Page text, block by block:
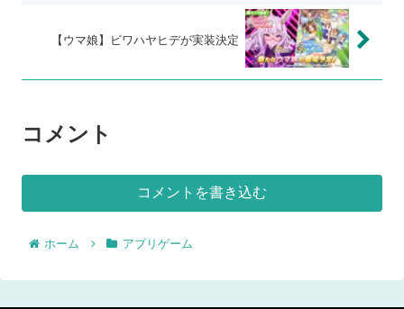
【ウマ娘】ビワハヤヒデが実装決定
コメント
コメントを書き込む
ホーム アプリゲーム